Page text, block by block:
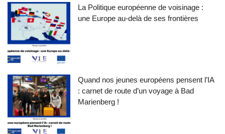
La Politique européenne de voisinage :
une Europe au-delà de ses frontières
Quand nos jeunes européens pensent l’IA
: carnet de route d’un voyage à Bad
Marienberg !